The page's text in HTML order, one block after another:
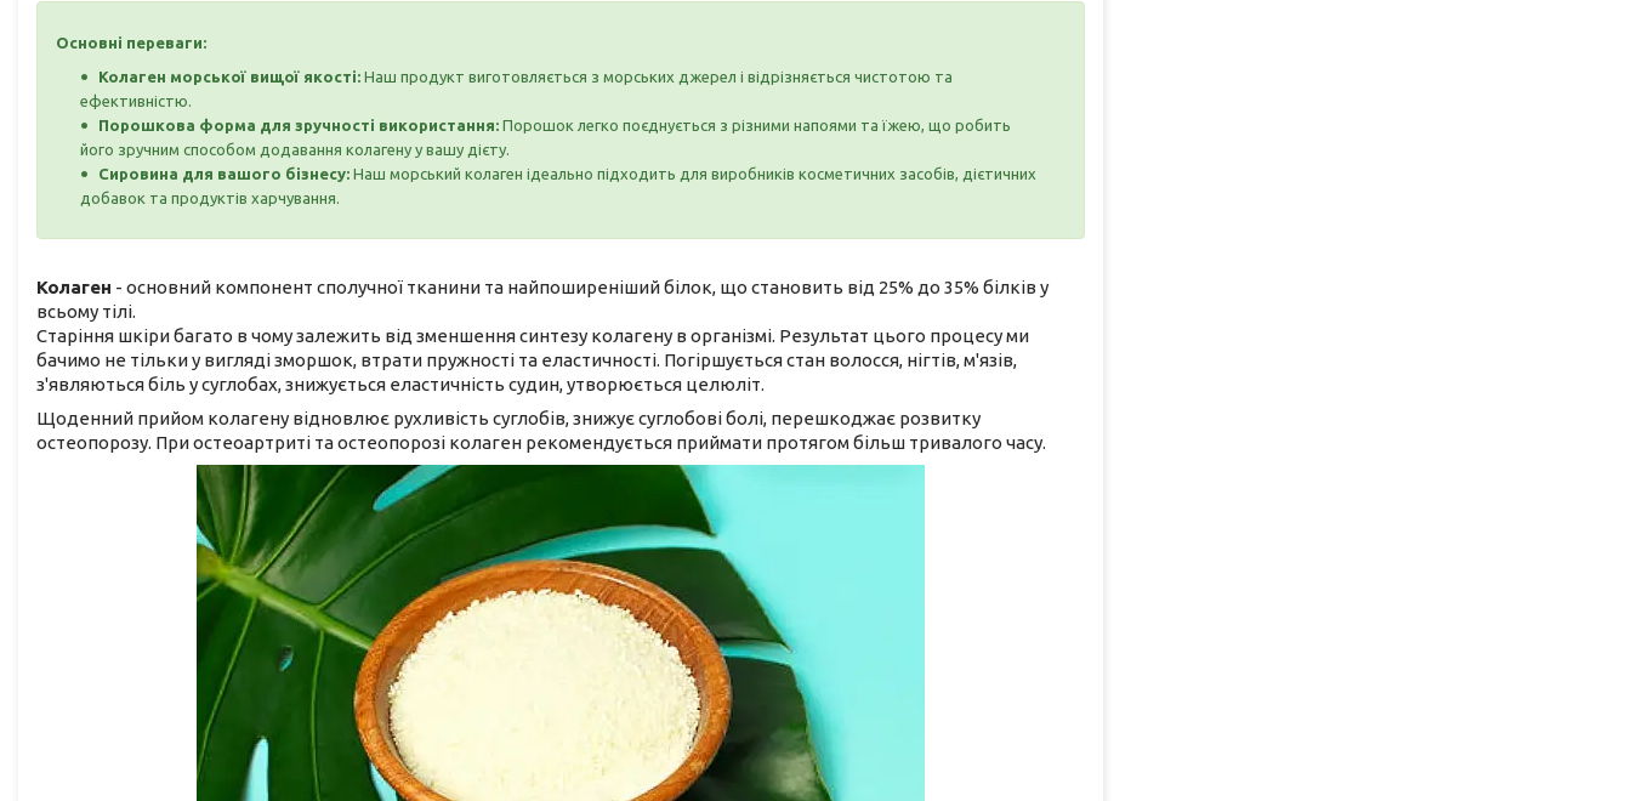
Основні переваги:
Колаген морської вищої якості: Наш продукт виготовляється з морських джерел і відрізняється чистотою та
ефективністю.
Порошкова форма для зручності використання: Порошок легко поєднується з різними напоями та їжею, що робить
його зручним способом додавання колагену у вашу дієту.
Сировина для вашого бізнесу: Наш морський колаген ідеально підходить для виробників косметичних засобів, дієтичних
добавок та продуктів харчування.
Колаген - основний компонент сполучної тканини та найпоширеніший білок, що становить від 25% до 35% білків у
всьому тілі.
Старіння шкіри багато в чому залежить від зменшення синтезу колагену в організмі. Результат цього процесу ми
бачимо не тільки у вигляді зморшок, втрати пружності та еластичності. Погіршується стан волосся, нігтів, м'язів,
з'являються біль у суглобах, знижується еластичність судин, утворюється целюліт.
Щоденний прийом колагену відновлює рухливість суглобів, знижує суглобові болі, перешкоджає розвитку
остеопорозу. При остеоартриті та остеопорозі колаген рекомендується приймати протягом більш тривалого часу.